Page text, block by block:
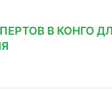
В КОНГО